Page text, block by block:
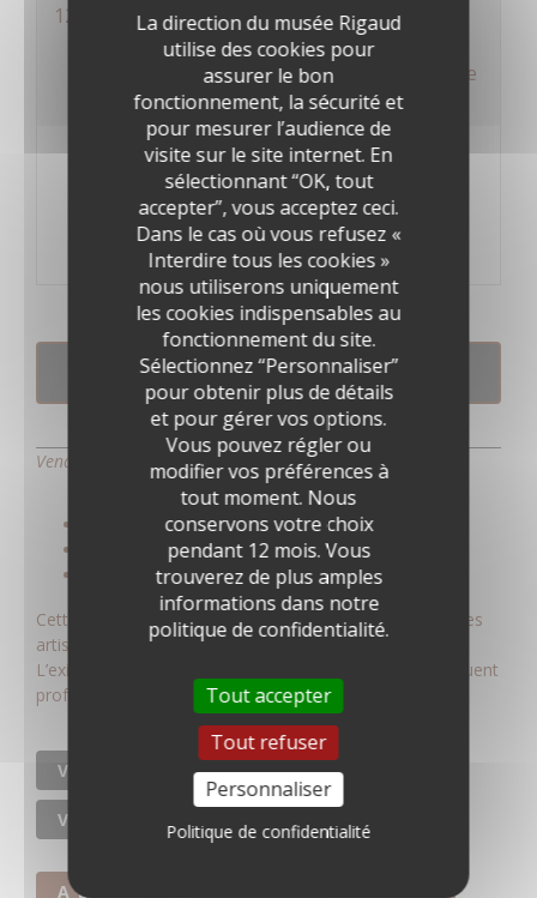
12:15 - 12:45
Visite flash adulte - Entre
République et Retirada : la
poétique engagée de Pierre
Daura
RÉSERVATION
Vendredi 19 juin à 12h15
Dès 10 ans
Durée : environ 20 minutes
Tarif : entrée sans supplément
Cette visite explore l’impact de la guerre d’Espagne sur les
artistes catalans du XXᵉ siècle.
L’exil, la Retirada et la fin de l’autonomie catalane marquent
profondément leurs œuvres.
VISITES DE L'EXPOSITION
VISITES DÉCOUVERTES
A LA UNE
La direction du musée Rigaud
utilise des cookies pour
assurer le bon
fonctionnement, la sécurité et
pour mesurer l’audience de
visite sur le site internet. En
sélectionnant “OK, tout
accepter”, vous acceptez ceci.
Dans le cas où vous refusez «
Interdire tous les cookies »
nous utiliserons uniquement
les cookies indispensables au
fonctionnement du site.
Sélectionnez “Personnaliser”
pour obtenir plus de détails
et pour gérer vos options.
Vous pouvez régler ou
modifier vos préférences à
tout moment. Nous
conservons votre choix
pendant 12 mois. Vous
trouverez de plus amples
informations dans notre
politique de confidentialité.
Tout accepter
Tout refuser
Personnaliser
Politique de confidentialité